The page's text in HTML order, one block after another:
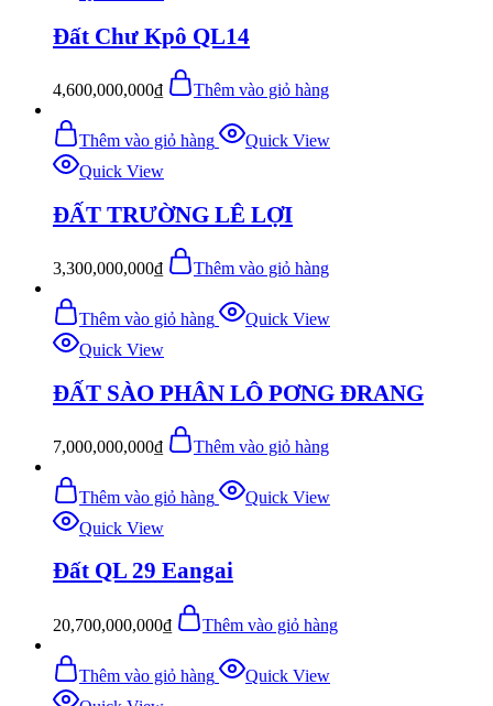
Đất Chư Kpô QL14
4,600,000,000₫ Thêm vào giỏ hàng
Thêm vào giỏ hàng
Quick View
Quick View
ĐẤT TRƯỜNG LÊ LỢI
3,300,000,000₫ Thêm vào giỏ hàng
Thêm vào giỏ hàng
Quick View
Quick View
ĐẤT SÀO PHÂN LÔ PƠNG ĐRANG
7,000,000,000₫ Thêm vào giỏ hàng
Thêm vào giỏ hàng
Quick View
Quick View
Đất QL 29 Eangai
20,700,000,000₫ Thêm vào giỏ hàng
Thêm vào giỏ hàng
Quick View